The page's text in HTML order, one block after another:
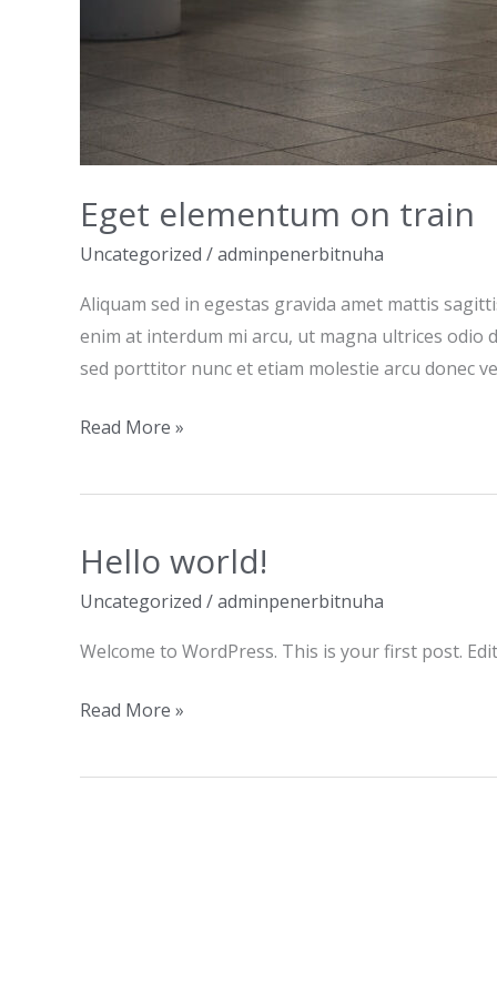
Eget elementum on train
Uncategorized /adminpenerbitnuha
Aliquam sed in egestas gravida amet mattis
enim at interdum mi arcu, ut magna ultrices odio
sed porttitor nunc et etiam molestie arcu donec
Read More »
Hello world!
Uncategorized /adminpenerbitnuha
Welcome to WordPress. This is your first post.
Hello
Read More »